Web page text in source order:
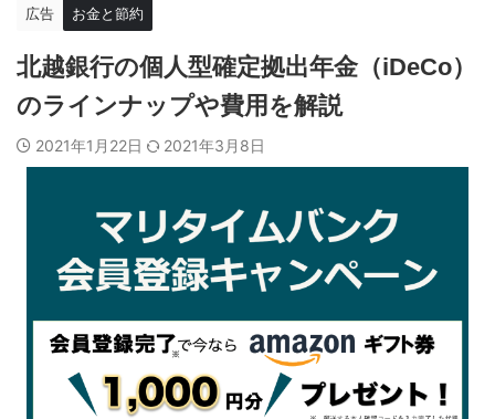
広告 お金と節約
北越銀行の個人型確定拠出年金（iDeCo）
のラインナップや費用を解説
2021年1月22日 2021年3月8日